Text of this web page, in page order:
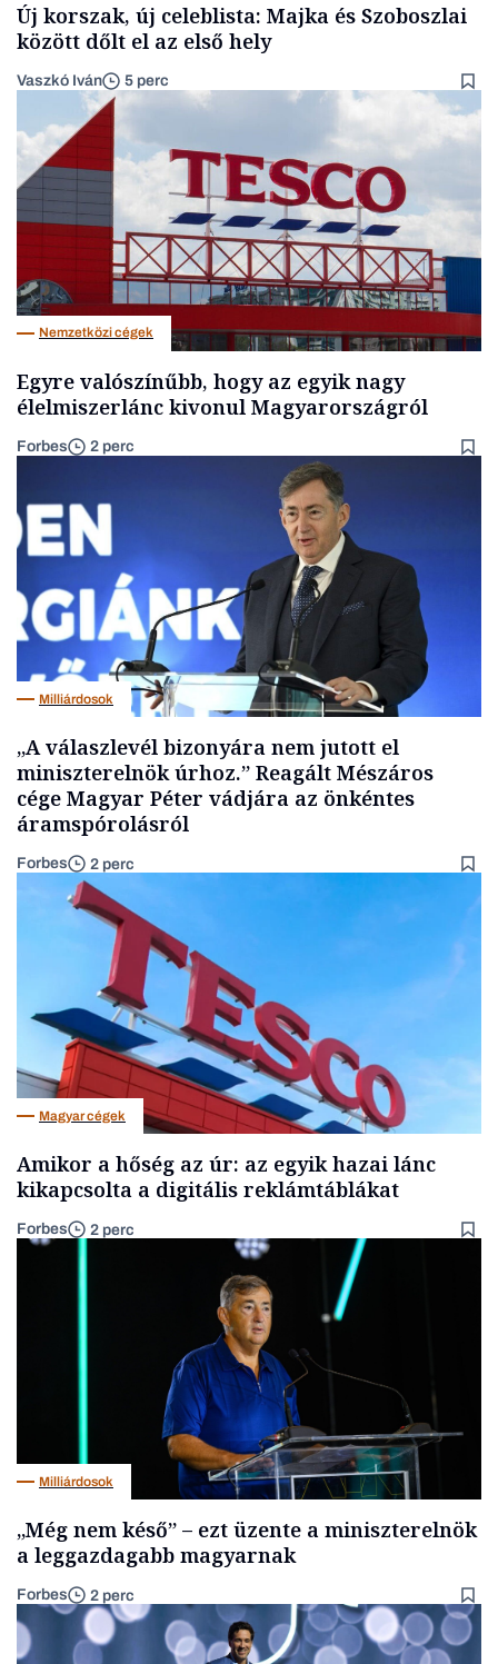
Új korszak, új celeblista: Majka és Szoboszlai
között dőlt el az első hely
Vaszkó Iván 5 perc
Nemzetközi cégek
Egyre valószínűbb, hogy az egyik nagy
élelmiszerlánc kivonul Magyarországról
Forbes 2 perc
Milliárdosok
„A válaszlevél bizonyára nem jutott el
miniszterelnök úrhoz.” Reagált Mészáros
cége Magyar Péter vádjára az önkéntes
áramspórolásról
Forbes 2 perc
Magyar cégek
Amikor a hőség az úr: az egyik hazai lánc
kikapcsolta a digitális reklámtáblákat
Forbes 2 perc
Milliárdosok
„Még nem késő” – ezt üzente a miniszterelnök
a leggazdagabb magyarnak
Forbes 2 perc